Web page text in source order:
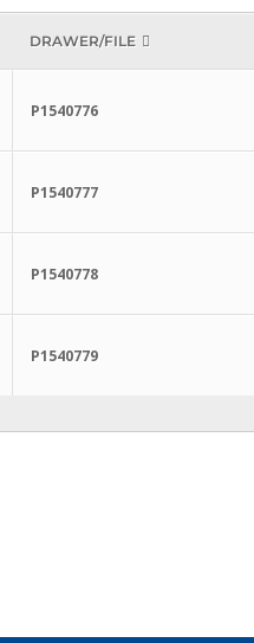
DRAWER/FILE
P1540776
P1540777
P1540778
P1540779